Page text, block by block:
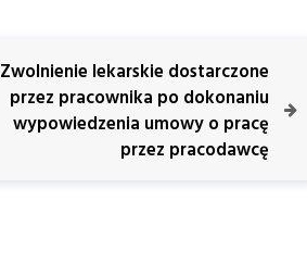
Zwolnienie lekarskie dostarczone
przez pracownika po dokonaniu
wypowiedzenia umowy o pracę
przez pracodawcę